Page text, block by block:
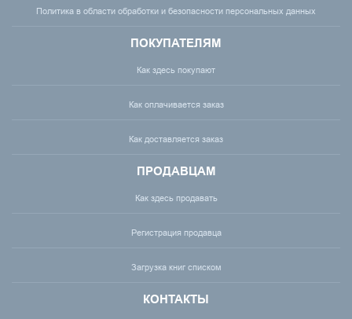
Политика в области обработки и безопасности персональных данных
ПОКУПАТЕЛЯМ
Как здесь покупают
Как оплачивается заказ
Как доставляется заказ
ПРОДАВЦАМ
Как здесь продавать
Регистрация продавца
Загрузка книг списком
КОНТАКТЫ